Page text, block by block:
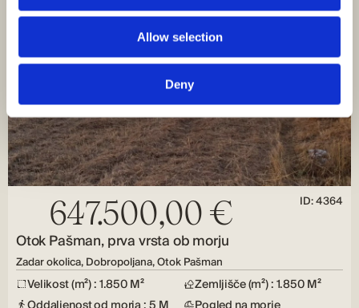
Allow selection
Deny
647.500,00 € ID: 4364
Otok Pašman, prva vrsta ob morju
Zadar okolica, Dobropoljana, Otok Pašman
Velikost (m²) : 1.850 M²
Zemljišče (m²) : 1.850 M²